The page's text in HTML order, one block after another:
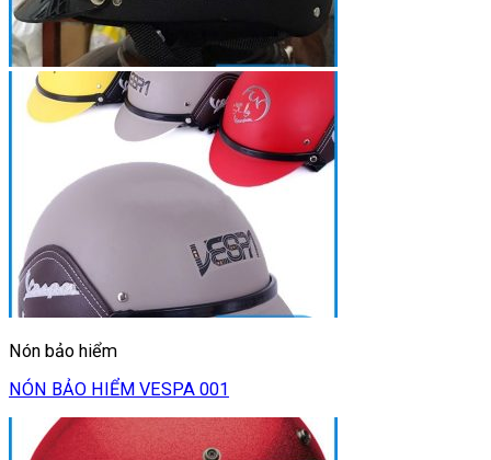
Nón bảo hiểm
NÓN BẢO HIỂM VESPA 001